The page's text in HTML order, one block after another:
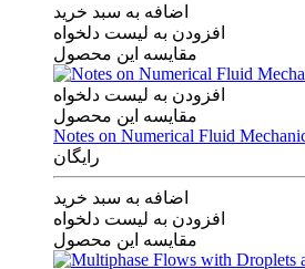
اضافه به سبد خرید
افزودن به لیست دلخواه
مقایسه این محصول
افزودن به لیست دلخواه
مقایسه این محصول
Notes on Numerical Fluid
رایگان
اضافه به سبد خرید
افزودن به لیست دلخواه
مقایسه این محصول